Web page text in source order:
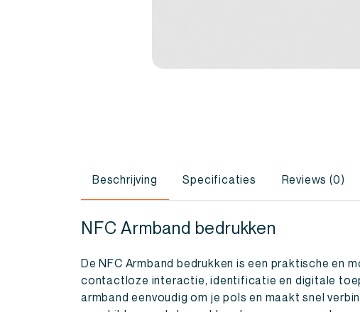
Beschrijving Specificaties Reviews (0)
NFC Armband bedrukken
De NFC Armband bedrukken is een praktische en
contactloze interactie, identificatie en digitale
armband eenvoudig om je pols en maakt snel